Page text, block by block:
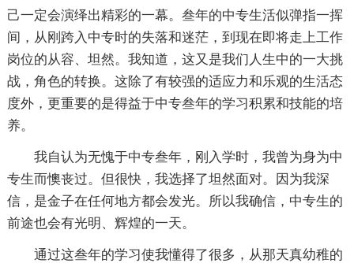
己一定会演绎出精彩的一幕。叁年的中专生活似弹指一挥
间，从刚跨入中专时的失落和迷茫，到现在即将走上工作
岗位的从容、坦然。我知道，这又是我们人生中的一大挑
战，角色的转换。这除了有较强的适应力和乐观的生活态
度外，更重要的是得益于中专叁年的学习积累和技能的培
养。
我自认为无愧于中专叁年，刚入学时，我曾为身为中
专生而懊丧过。但很快，我选择了坦然面对。因为我深
信，是金子在任何地方都会发光。所以我确信，中专生的
前途也会有光明、辉煌的一天。
通过这叁年的学习使我懂得了很多，从那天真幼稚的